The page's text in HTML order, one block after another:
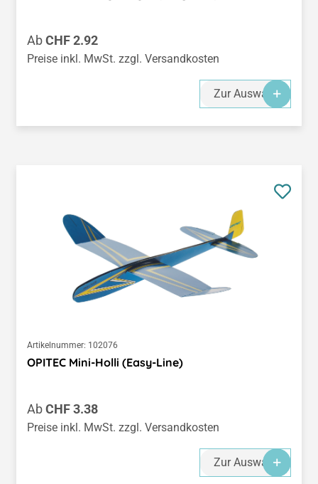
Regulärer Preis:
AbCHF 2.92
Preise inkl. MwSt. zzgl. Versandkosten
Zur Auswahl
Artikelnummer: 102076
OPITEC Mini-Holli (Easy-Line)
Regulärer Preis:
AbCHF 3.38
Preise inkl. MwSt. zzgl. Versandkosten
Zur Auswahl